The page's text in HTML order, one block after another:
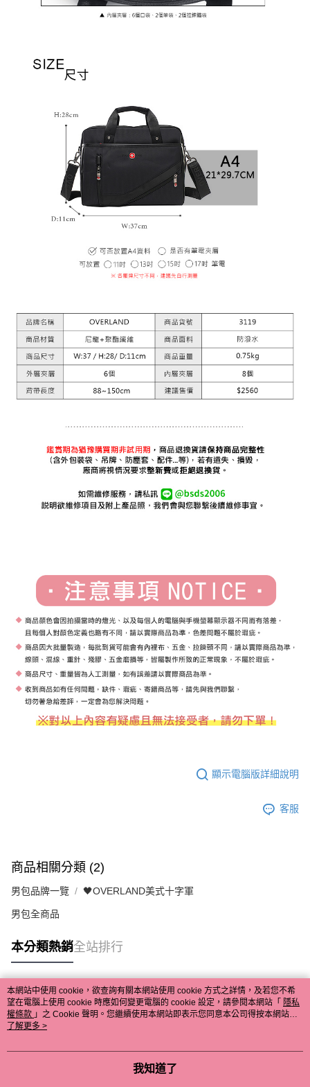
顯示電腦版詳細說明
客服
商品相關分類 (2)
男包品牌一覽 🖤OVERLAND美式十字軍
男包全商品
本分類熱銷全站排行
熱門標籤
本網站中使用 cookie，欲查詢有關本網站使用 cookie 方式之詳情，及若您不希
望在電腦上使用 cookie 時應如何變更電腦的 cookie 設定，請參閱本網站「 隱私
權條款 」之 Cookie 聲明。您繼續使用本網站即表示您同意本公司得按本網站使
用條款之 Cookie 聲明使用 cookie。
了解更多 >
我知道了